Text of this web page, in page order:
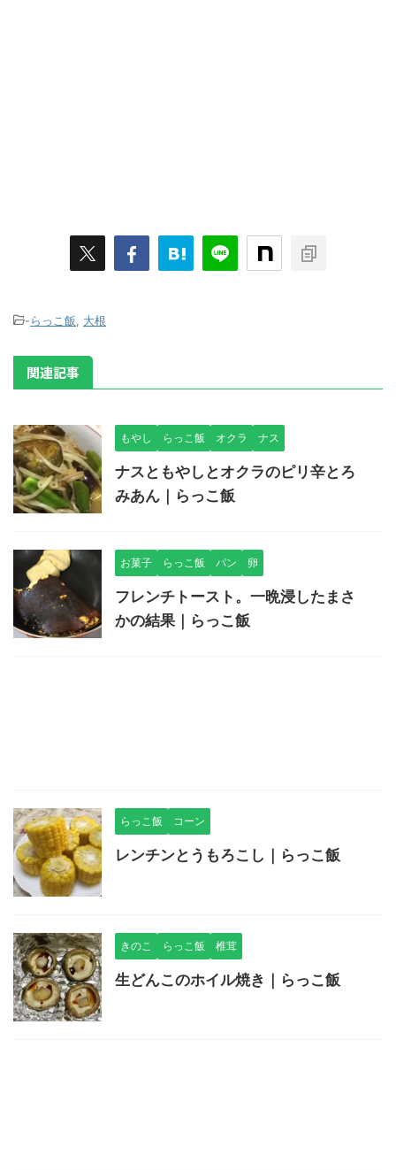
-らっこ飯 大根
関連記事
もやし らっこ飯 オクラ ナス
ナスともやしとオクラのピリ辛とろ
みあん｜らっこ飯
お菓子 らっこ飯 パン 卵
フレンチトースト。一晩浸したまさ
かの結果｜らっこ飯
らっこ飯 コーン
レンチンとうもろこし｜らっこ飯
きのこ らっこ飯 椎茸
生どんこのホイル焼き｜らっこ飯